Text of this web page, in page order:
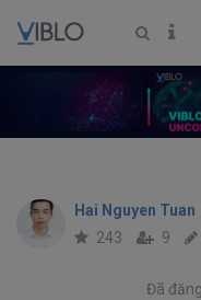
Hai Nguyen Tuan
243 9
Đã